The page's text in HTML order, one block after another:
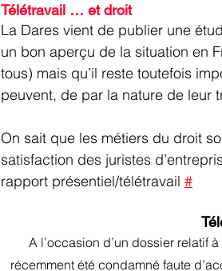
Télétravail … et droit
La Dares vient de publier une
un bon aperçu de la situation en
tous) mais qu’il reste toutefois
peuvent, de par la nature de leur
On sait que les métiers du droit
satisfaction des juristes
rapport présentiel/télétravail #
A l’occasion d’un dossier relatif
récemment été condamné faute